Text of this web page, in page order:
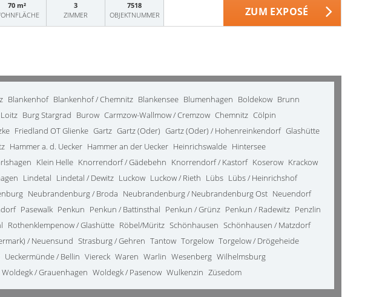
70 m²
3
ZIMMER
7518
OBJEKTNUMMER
ZUM EXPOSÉ
Blankenhof Blankenhof / Chemnitz Blankensee Blumenhagen Boldekow Brunn
Burg Stargrad Burow Carmzow-Wallmow / Cremzow Chemnitz Cölpin
Friedland OT Glienke Gartz Gartz (Oder) Gartz (Oder) / Hohenreinkendorf Glashütte
Hammer a. d. Uecker Hammer an der Uecker Heinrichswalde Hintersee
Klein Helle Knorrendorf / Gädebehn Knorrendorf / Kastorf Koserow Krackow
Lindetal Lindetal / Dewitz Luckow Luckow / Rieth Lübs Lübs / Heinrichshof
Neubrandenburg / Broda Neubrandenburg / Neubrandenburg Ost Neuendorf
Pasewalk Penkun Penkun / Battinsthal Penkun / Grünz Penkun / Radewitz Penzlin
Rothenklempenow / Glashütte Röbel/Müritz Schönhausen Schönhausen / Matzdorf
/ Neuensund Strasburg / Gehren Tantow Torgelow Torgelow / Drögeheide
Ueckermünde / Bellin Viereck Waren Warlin Wesenberg Wilhelmsburg
Woldegk / Grauenhagen Woldegk / Pasenow Wulkenzin Züsedom